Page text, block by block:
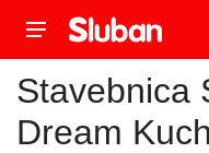
Stavebnica
Dream